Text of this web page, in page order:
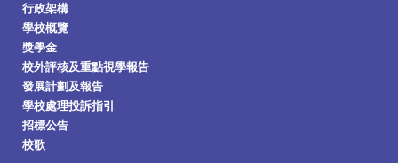
2026-7-24
香港中文大學「傑出學校導師獎」
行政架構
學校概覽
獎學金
校外評核及重點視學報告
發展計劃及報告
學校處理投訴指引
招標公告
校歌